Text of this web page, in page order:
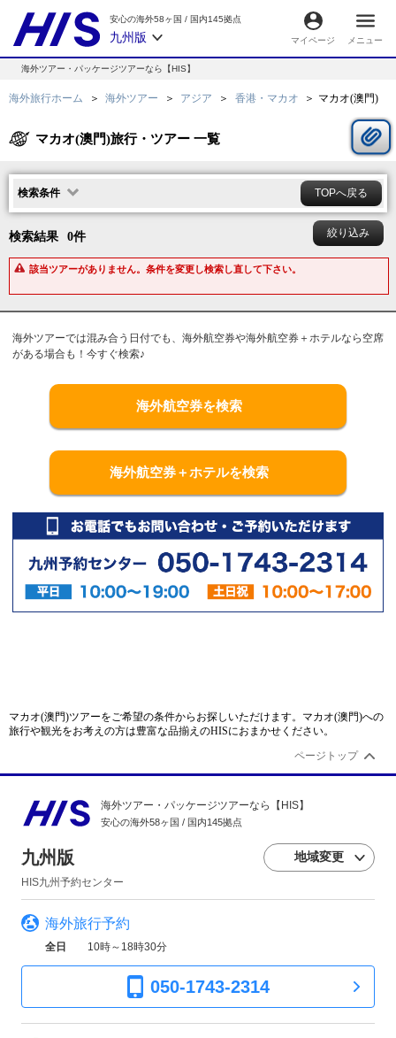
安心の海外58ヶ国 / 国内145拠点
九州版 マイページ メニュー
海外ツアー・パッケージツアーなら【HIS】
海外旅行ホーム 海外ツアー アジア 香港・マカオ マカオ(澳門)
マカオ(澳門)旅行・ツアー 一覧
マカオ(澳門)ツアーをご希望の条件からお探しいただけます。 マカオ(澳門)への
旅行や観光をお考えの方は豊富な品揃えのHISにおまかせください。
検索条件 TOPへ戻る
検索結果 0件 絞り込み
該当ツアーがありません。条件を変更し検索し直して下さい。
海外ツアーでは混み合う日付でも、海外航空券や海外航空券＋ホテルなら空席
がある場合も！今すぐ検索♪
海外航空券を検索
海外航空券＋ホテルを検索
海外ツアー・パッケージツアーなら【HIS】
安心の海外58ヶ国 / 国内145拠点
九州版 地域変更
HIS九州予約センター
海外旅行予約
全日 10時～18時30分
050-1743-2314
ページトップ